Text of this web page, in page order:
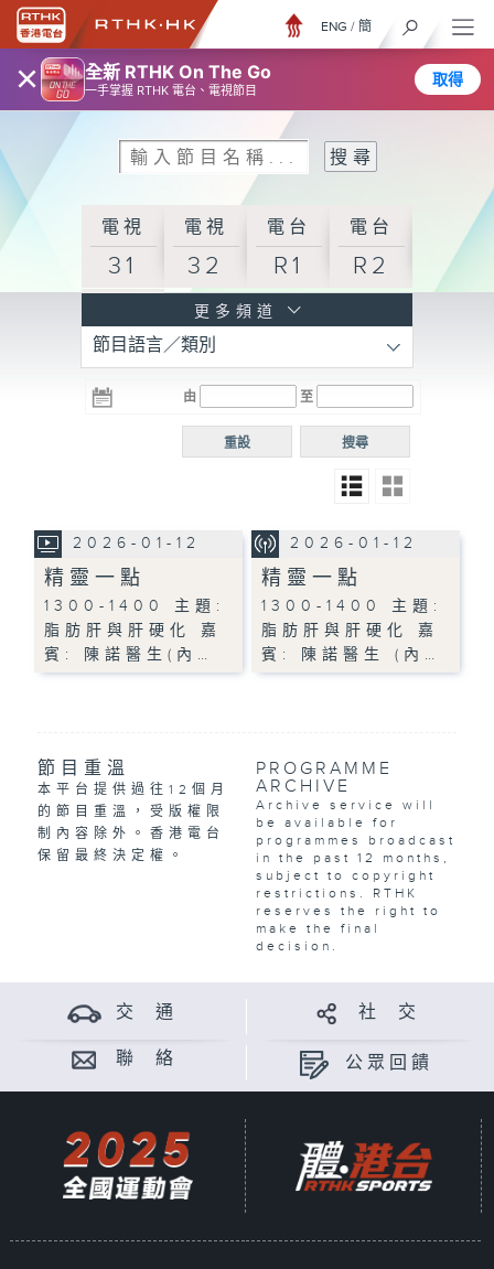
× 全新 RTHK On The Go
一手掌握 RTHK 電台、電視節目
取得
ENG / 簡
電視
31
電視
32
電台
R1
電台
R2
R3
電台 電台
R5
電台
普通
更多頻道
節目語言／類別
由 至
搜尋
重設
2026-01-12
精靈一點
1300-1400 主題:
脂肪肝與肝硬化 嘉
賓: 陳諾醫生(內…
2026-01-12
精靈一點
1300-1400 主題:
脂肪肝與肝硬化 嘉
賓: 陳諾醫生 (內…
節目重溫
本平台提供過往12個月
的節目重溫，受版權限
制內容除外。香港電台
保留最終決定權。
PROGRAMME
ARCHIVE
Archive service will
be available for
programmes broadcast
in the past 12 months,
subject to copyright
restrictions. RTHK
reserves the right to
make the final
decision.
交 通 社 交
聯 絡 公眾回饋